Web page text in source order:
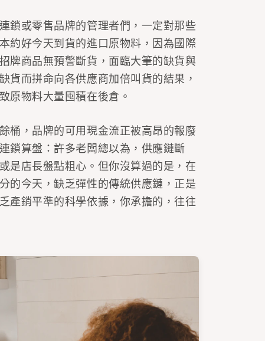
鎖或零售品牌的管理者們，一定對那些
約好今天到貨的進口原物料，因為國際
牌商品無預警斷貨，面臨大筆的缺貨與
貨而拼命向各供應商加倍叫貨的結果，
原物料大量囤積在後倉。
桶，品牌的可用現金流正被高昂的報廢
鎖算盤：許多老闆總以為，供應鏈斷
是店長盤點粗心。但你沒算過的是，在
的今天，缺乏彈性的傳統供應鏈，正是
產銷平準的科學依據，你承擔的，往往